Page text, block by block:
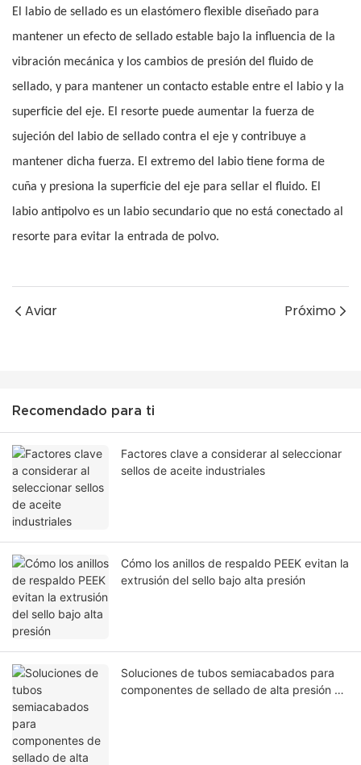
El labio de sellado es un elastómero flexible diseñado para
mantener un efecto de sellado estable bajo la influencia de la
vibración mecánica y los cambios de presión del fluido de
sellado, y para mantener un contacto estable entre el labio y la
superficie del eje. El resorte puede aumentar la fuerza de
sujeción del labio de sellado contra el eje y contribuye a
mantener dicha fuerza. El extremo del labio tiene forma de
cuña y presiona la superficie del eje para sellar el fluido. El
labio antipolvo es un labio secundario que no está conectado al
resorte para evitar la entrada de polvo.
Aviar Próximo
Recomendado para ti
Factores clave a considerar al seleccionar
sellos de aceite industriales
Cómo los anillos de respaldo PEEK evitan la
extrusión del sello bajo alta presión
Soluciones de tubos semiacabados para
componentes de sellado de alta presión en